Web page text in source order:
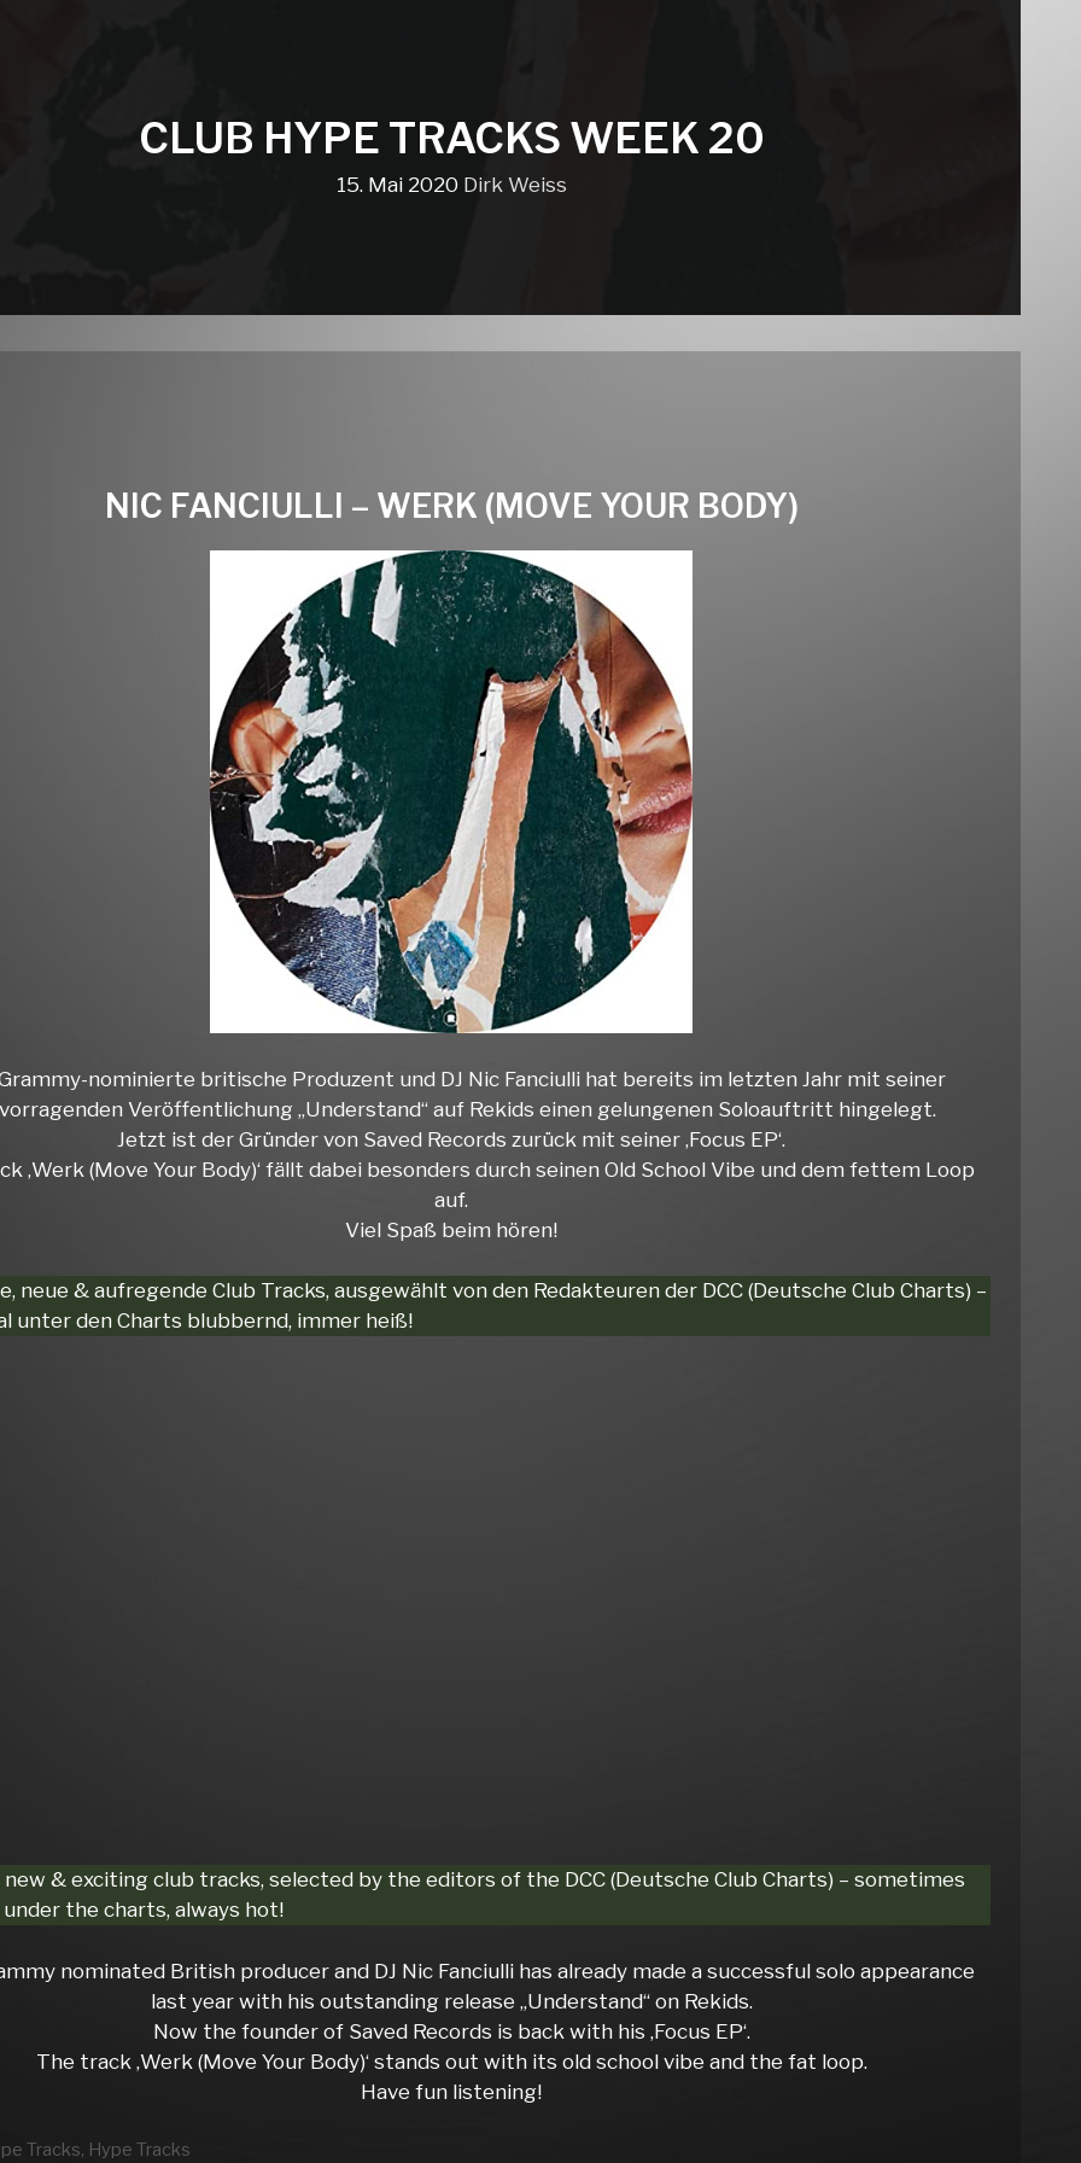
CLUB HYPE TRACKS WEEK 20
15. Mai 2020 Dirk Weiss
NIC FANCIULLI – WERK (MOVE YOUR BODY)
nominierte britische Produzent und DJ Nic Fanciulli hat bereits im letzten Jahr mit seiner
Veröffentlichung „Understand“ auf Rekids einen gelungenen Soloauftritt hingelegt.
Jetzt ist der Gründer von Saved Records zurück mit seiner ‚Focus EP‘.
‚Werk (Move Your Body)‘ fällt dabei besonders durch seinen Old School Vibe und dem fettem Loop
auf.
Viel Spaß beim hören!
neue & aufregende Club Tracks, ausgewählt von den Redakteuren der DCC (Deutsche Club Charts) –
unter den Charts blubbernd, immer heiß!
& exciting club tracks, selected by the editors of the DCC (Deutsche Club Charts) – sometimes
the charts, always hot!
nominated British producer and DJ Nic Fanciulli has already made a successful solo appearance
last year with his outstanding release „Understand“ on Rekids.
Now the founder of Saved Records is back with his ‚Focus EP‘.
The track ‚Werk (Move Your Body)‘ stands out with its old school vibe and the fat loop.
Have fun listening!
Tracks, Hype Tracks